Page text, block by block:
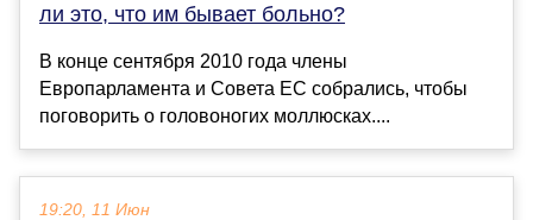
ли это, что им бывает больно?
В конце сентября 2010 года члены
Европарламента и Совета ЕС собрались, чтобы
поговорить о головоногих моллюсках....
19:20, 11 Июн